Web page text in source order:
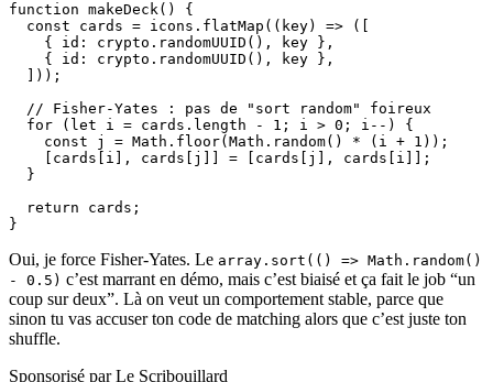
function makeDeck() {
  const cards = icons.flatMap((key) => ([
    { id: crypto.randomUUID(), key },
    { id: crypto.randomUUID(), key },
  ]));
  // Fisher-Yates : pas de "sort random" foireux
  for (let i = cards.length - 1; i > 0; i--) {
    const j = Math.floor(Math.random() * (i + 1));
    [cards[i], cards[j]] = [cards[j], cards[i]];
  }
  return cards;
}
Oui, je force Fisher-Yates. Le array.sort(() => Math.random()
- 0.5) c’est marrant en démo, mais c’est biaisé et ça fait le job “un
coup sur deux”. Là on veut un comportement stable, parce que
sinon tu vas accuser ton code de matching alors que c’est juste ton
shuffle.
Sponsorisé par Le Scribouillard